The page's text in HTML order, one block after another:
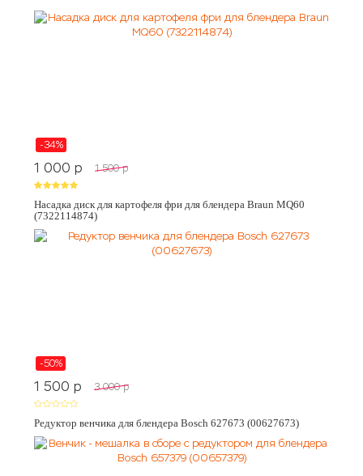
-34%
1 000 p 1 500 p
Насадка диск для картофеля фри для блендера Braun MQ60
(7322114874)
-50%
1 500 p 3 000 p
Редуктор венчика для блендера Bosch 627673 (00627673)